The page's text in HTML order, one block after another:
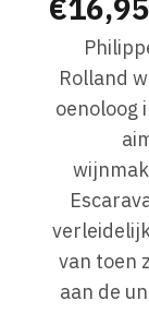
€16,95
Rolland
oenoloog
van toen
aan de